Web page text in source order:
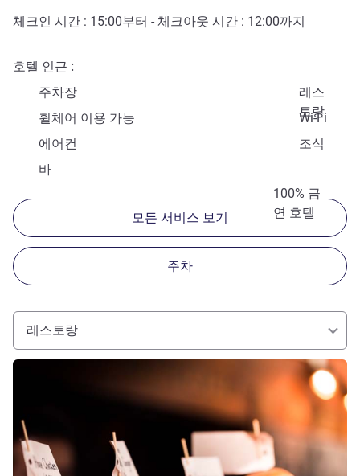
체크인 시간 : 15:00부터 - 체크아웃 시간 : 12:00까지
호텔 인근
주차장
레스
토랑
휠체어 이용 가능
Wi-Fi
에어컨
조식
바
100% 금
연 호텔
모든 서비스 보기
주차
레스토랑
세부 정보 보기